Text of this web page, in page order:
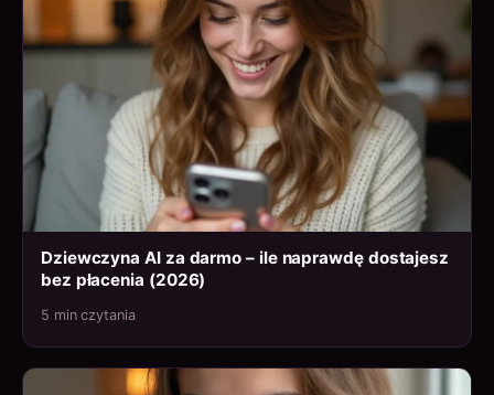
Dziewczyna AI za darmo – ile naprawdę dostajesz
bez płacenia (2026)
5 min czytania